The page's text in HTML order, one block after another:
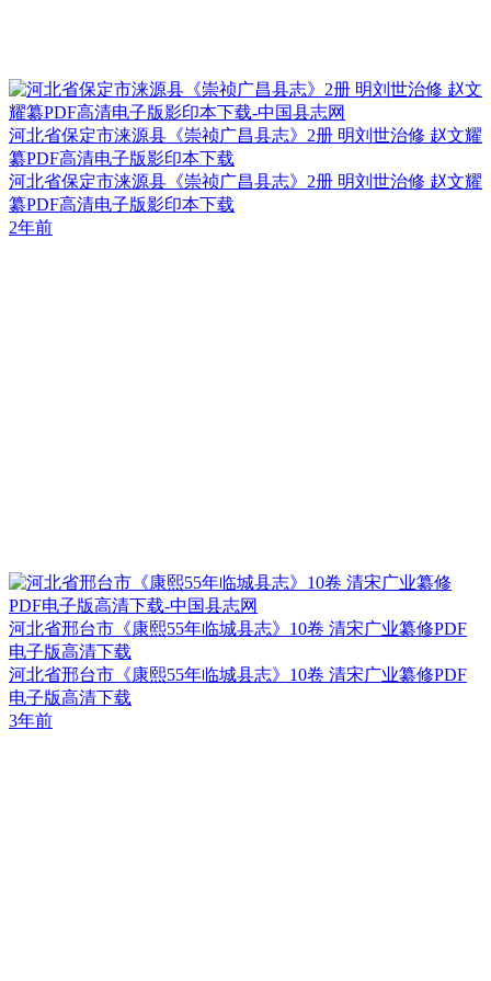
河北省保定市涞源县《崇祯广昌县志》2册 明刘世治修 赵文耀
纂PDF高清电子版影印本下载
河北省保定市涞源县《崇祯广昌县志》2册 明刘世治修 赵文耀
纂PDF高清电子版影印本下载
2年前
河北省邢台市《康熙55年临城县志》10卷 清宋广业纂修PDF
电子版高清下载
河北省邢台市《康熙55年临城县志》10卷 清宋广业纂修PDF
电子版高清下载
3年前